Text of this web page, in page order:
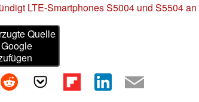
LTE-Smartphones S5004 und S5504 an
Quelle